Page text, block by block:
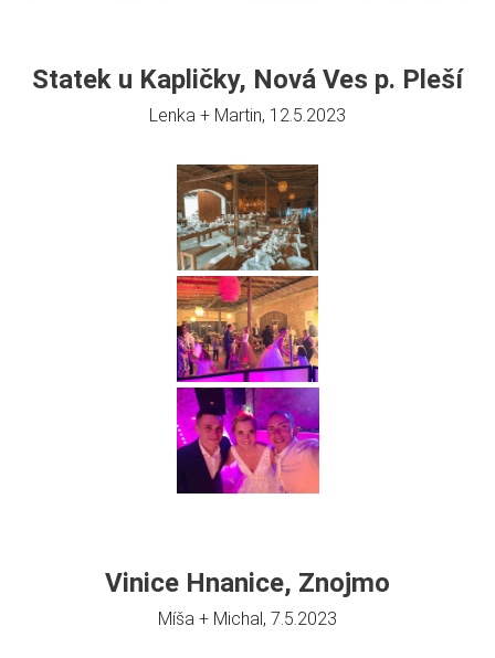
Statek u Kapličky, Nová Ves p. Pleší
Lenka + Martin, 12.5.2023
Vinice Hnanice, Znojmo
Míša + Michal, 7.5.2023